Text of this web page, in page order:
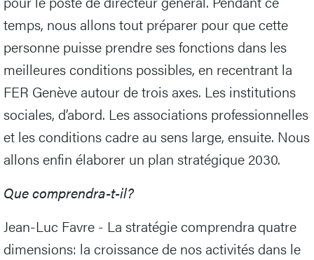
temps, nous allons tout préparer pour que cette
personne puisse prendre ses fonctions dans les
meilleures conditions possibles, en recentrant la
FER Genève autour de trois axes. Les institutions
sociales, d’abord. Les associations professionnelles
et les conditions cadre au sens large, ensuite. Nous
allons enfin élaborer un plan stratégique 2030.
Que comprendra-t-il?
Jean-Luc Favre - La stratégie comprendra quatre
dimensions: la croissance de nos activités dans le